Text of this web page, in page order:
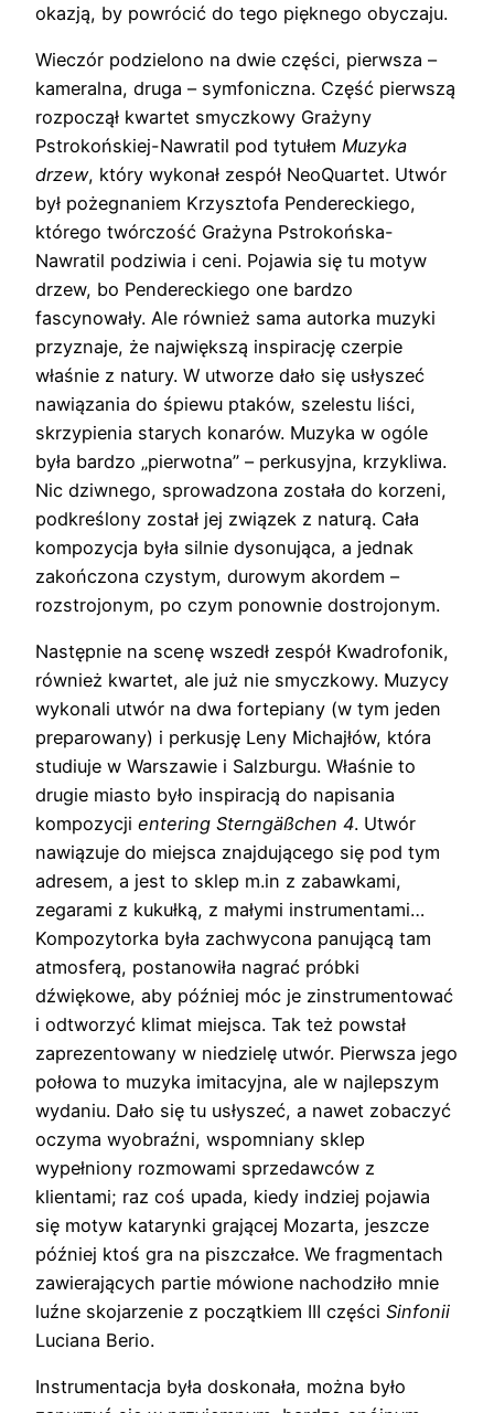
okazją, by powrócić do tego pięknego obyczaju.
Wieczór podzielono na dwie części, pierwsza –
kameralna, druga – symfoniczna. Część pierwszą
rozpoczął kwartet smyczkowy Grażyny
Pstrokońskiej-Nawratil pod tytułem Muzyka
drzew, który wykonał zespół NeoQuartet. Utwór
był pożegnaniem Krzysztofa Pendereckiego,
którego twórczość Grażyna Pstrokońska-
Nawratil podziwia i ceni. Pojawia się tu motyw
drzew, bo Pendereckiego one bardzo
fascynowały. Ale również sama autorka muzyki
przyznaje, że największą inspirację czerpie
właśnie z natury. W utworze dało się usłyszeć
nawiązania do śpiewu ptaków, szelestu liści,
skrzypienia starych konarów. Muzyka w ogóle
była bardzo „pierwotna” – perkusyjna, krzykliwa.
Nic dziwnego, sprowadzona została do korzeni,
podkreślony został jej związek z naturą. Cała
kompozycja była silnie dysonująca, a jednak
zakończona czystym, durowym akordem –
rozstrojonym, po czym ponownie dostrojonym.
Następnie na scenę wszedł zespół Kwadrofonik,
również kwartet, ale już nie smyczkowy. Muzycy
wykonali utwór na dwa fortepiany (w tym jeden
preparowany) i perkusję Leny Michajłów, która
studiuje w Warszawie i Salzburgu. Właśnie to
drugie miasto było inspiracją do napisania
kompozycji entering Sterngäßchen 4. Utwór
nawiązuje do miejsca znajdującego się pod tym
adresem, a jest to sklep m.in z zabawkami,
zegarami z kukułką, z małymi instrumentami…
Kompozytorka była zachwycona panującą tam
atmosferą, postanowiła nagrać próbki
dźwiękowe, aby później móc je zinstrumentować
i odtworzyć klimat miejsca. Tak też powstał
zaprezentowany w niedzielę utwór. Pierwsza jego
połowa to muzyka imitacyjna, ale w najlepszym
wydaniu. Dało się tu usłyszeć, a nawet zobaczyć
oczyma wyobraźni, wspomniany sklep
wypełniony rozmowami sprzedawców z
klientami; raz coś upada, kiedy indziej pojawia
się motyw katarynki grającej Mozarta, jeszcze
później ktoś gra na piszczałce. We fragmentach
zawierających partie mówione nachodziło mnie
luźne skojarzenie z początkiem III części Sinfonii
Luciana Berio.
Instrumentacja była doskonała, można było